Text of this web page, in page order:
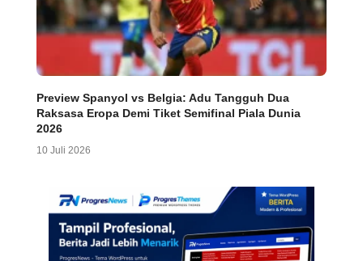
Preview Spanyol vs Belgia: Adu Tangguh Dua
Raksasa Eropa Demi Tiket Semifinal Piala Dunia
2026
10 Juli 2026